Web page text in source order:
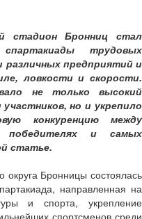
стадион Бронниц стал
трудовых
различных предприятий и
ловкости и скорости.
не только высокий
но и укрепило
конкуренцию между
победителях и самых
статье.
округа Бронницы состоялась
направленная на
и спорта, укрепление